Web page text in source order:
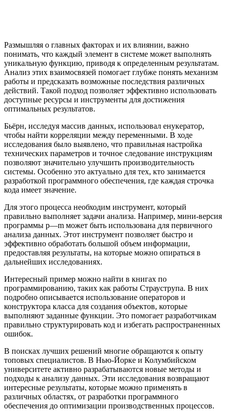
Размышляя о главных факторах и их влиянии, важно
понимать, что каждый элемент в системе может выполнять
уникальную функцию, приводя к определенным результатам.
Анализ этих взаимосвязей помогает глубже понять механизм
работы и предсказать возможные последствия различных
действий. Такой подход позволяет эффективно использовать
доступные ресурсы и инструменты для достижения
оптимальных результатов.
Бьёрн, исследуя массив данных, использовал енукератор,
чтобы найти корреляции между переменными. В ходе
исследования было выявлено, что правильная настройка
технических параметров и точное следование инструкциям
позволяют значительно улучшить производительность
системы. Особенно это актуально для тех, кто занимается
разработкой программного обеспечения, где каждая строчка
кода имеет значение.
Для этого процесса необходим инструмент, который
правильно выполняет задачи анализа. Например, мини-версия
программы p—m может быть использована для первичного
анализа данных. Этот инструмент позволяет быстро и
эффективно обработать большой объем информации,
предоставляя результаты, на которые можно опираться в
дальнейших исследованиях.
Интересный пример можно найти в книгах по
программированию, таких как работы Страуструпа. В них
подробно описывается использование операторов и
конструктора класса для создания объектов, которые
выполняют заданные функции. Это помогает разработчикам
правильно структурировать код и избегать распространенных
ошибок.
В поисках лучших решений многие обращаются к опыту
топовых специалистов. В Нью-Йорке и Колумбийском
университете активно разрабатываются новые методы и
подходы к анализу данных. Эти исследования возвращают
интересные результаты, которые можно применять в
различных областях, от разработки программного
обеспечения до оптимизации производственных процессов.